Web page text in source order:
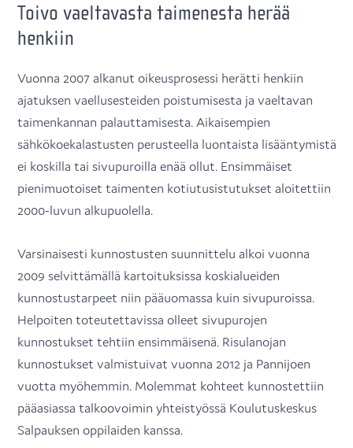
Toivo vaeltavasta taimenesta herää
henkiin
Vuonna 2007 alkanut oikeusprosessi herätti henkiin
ajatuksen vaellusesteiden poistumisesta ja vaeltavan
taimenkannan palauttamisesta. Aikaisempien
sähkökoekalastusten perusteella luontaista lisääntymistä
ei koskilla tai sivupuroilla enää ollut. Ensimmäiset
pienimuotoiset taimenten kotiutusistutukset aloitettiin
2000-luvun alkupuolella.
Varsinaisesti kunnostusten suunnittelu alkoi vuonna
2009 selvittämällä kartoituksissa koskialueiden
kunnostustarpeet niin pääuomassa kuin sivupuroissa.
Helpoiten toteutettavissa olleet sivupurojen
kunnostukset tehtiin ensimmäisenä. Risulanojan
kunnostukset valmistuivat vuonna 2012 ja Pannijoen
vuotta myöhemmin. Molemmat kohteet kunnostettiin
pääasiassa talkoovoimin yhteistyössä Koulutuskeskus
Salpauksen oppilaiden kanssa.